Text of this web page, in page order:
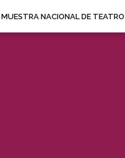
MUESTRA NACIONAL DE TEATRO